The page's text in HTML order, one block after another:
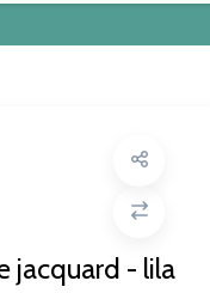
jacquard - lila